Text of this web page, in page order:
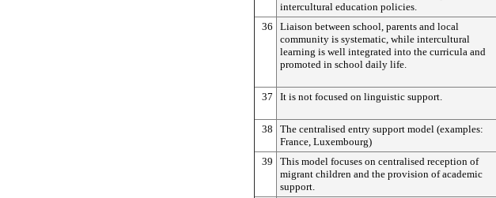
intercultural education policies.
36
Liaison between school, parents and local
community is systematic, while intercultural
learning is well integrated into the curricula and
promoted in school daily life.
37
It is not focused on linguistic support.
38
The centralised entry support model (examples:
France, Luxembourg)
39
This model focuses on centralised reception of
migrant children and the provision of academic
support.